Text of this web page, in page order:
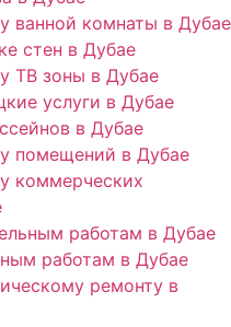
ванной комнаты в Дубае
стен в Дубае
ТВ зоны в Дубае
услуги в Дубае
в Дубае
помещений в Дубае
коммерческих
работам в Дубае
работам в Дубае
ремонту в